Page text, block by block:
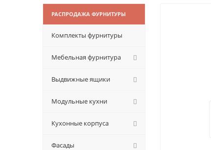
РАСПРОДАЖА ФУРНИТУРЫ
Комплекты фурнитуры
Мебельная фурнитура
Выдвижные ящики
Модульные кухни
Кухонные корпуса
Фасады